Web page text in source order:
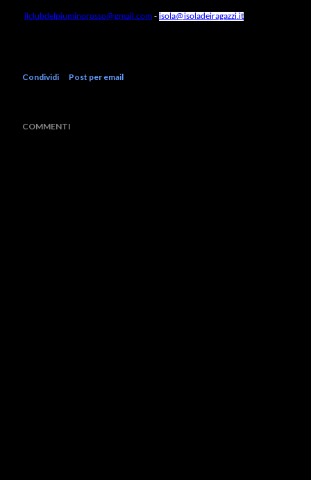
ilclubdelpiuminorosso@gmail.com - isola@isoladeiragazzi.it
Condividi Post per email
COMMENTI